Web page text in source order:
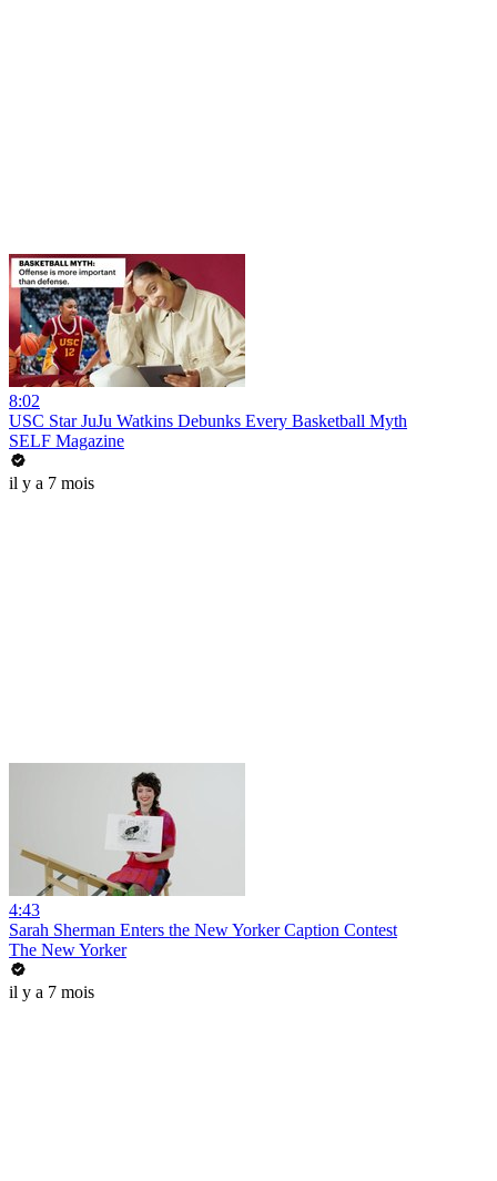
8:02
USC Star JuJu Watkins Debunks Every Basketball Myth
SELF Magazine
il y a 7 mois
4:43
Sarah Sherman Enters the New Yorker Caption Contest
The New Yorker
il y a 7 mois